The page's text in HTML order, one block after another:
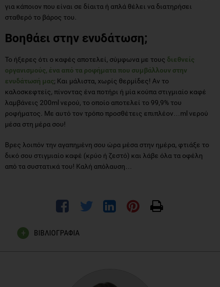
για κάποιον που είναι σε δίαιτα ή απλά θέλει να διατηρήσει
σταθερό το βάρος του.
Βοηθάει στην ενυδάτωση;
Το ήξερες ότι ο καφές αποτελεί, σύμφωνα με τους διεθνείς
οργανισμούς, ένα από τα ροφήματα που συμβάλλουν στην
ενυδάτωσή μας; Και μάλιστα, χωρίς θερμίδες! Αν το
καλοσκεφτείς, πίνοντας ένα ποτήρι ή μία κούπα στιγμιαίο καφέ
λαμβάνεις 200ml νερού, το οποίο αποτελεί το 99,9% του
ροφήματος. Με αυτό τον τρόπο προσθέτεις επιπλέον…ml νερού
μέσα στη μέρα σου!
Βρες λοιπόν την αγαπημένη σου ώρα μέσα στην ημέρα, φτιάξε το
δικό σου στιγμιαίο καφέ (κρύο ή ζεστό) και λάβε όλα τα οφέλη
από τα συστατικά του! Καλή απόλαυση…
ΒΙΒΛΙΟΓΡΑΦΙΑ